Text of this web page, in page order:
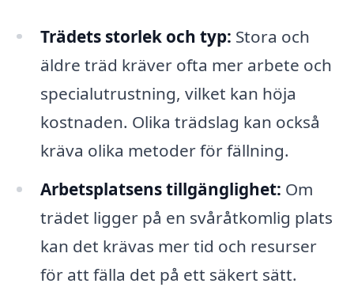
Trädets storlek och typ: Stora och
äldre träd kräver ofta mer arbete och
specialutrustning, vilket kan höja
kostnaden. Olika trädslag kan också
kräva olika metoder för fällning.
Arbetsplatsens tillgänglighet: Om
trädet ligger på en svåråtkomlig plats
kan det krävas mer tid och resurser
för att fälla det på ett säkert sätt.